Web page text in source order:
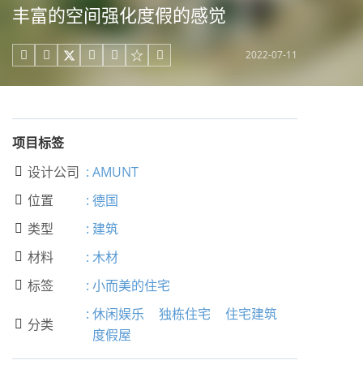
丰富的空间强化度假的感觉
     2022-07-11
项目标签
 设计公司 : AMUNT
 位置 : 德国
 类型 : 建筑
 材料 : 木材
 标签 : 小而美的住宅
 分类
: 休闲娱乐 独栋住宅
住宅建筑
度假屋